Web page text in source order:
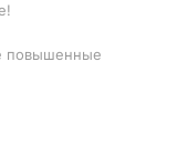
повышенные